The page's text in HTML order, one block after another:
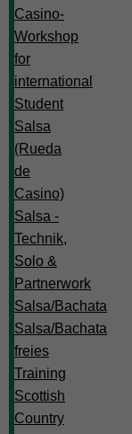
Casino-
Workshop
for
international
Student
Salsa
(Rueda
de
Casino)
Salsa -
Technik,
Solo &
Partnerwork
Salsa/Bachata
Salsa/Bachata
freies
Training
Scottish
Country